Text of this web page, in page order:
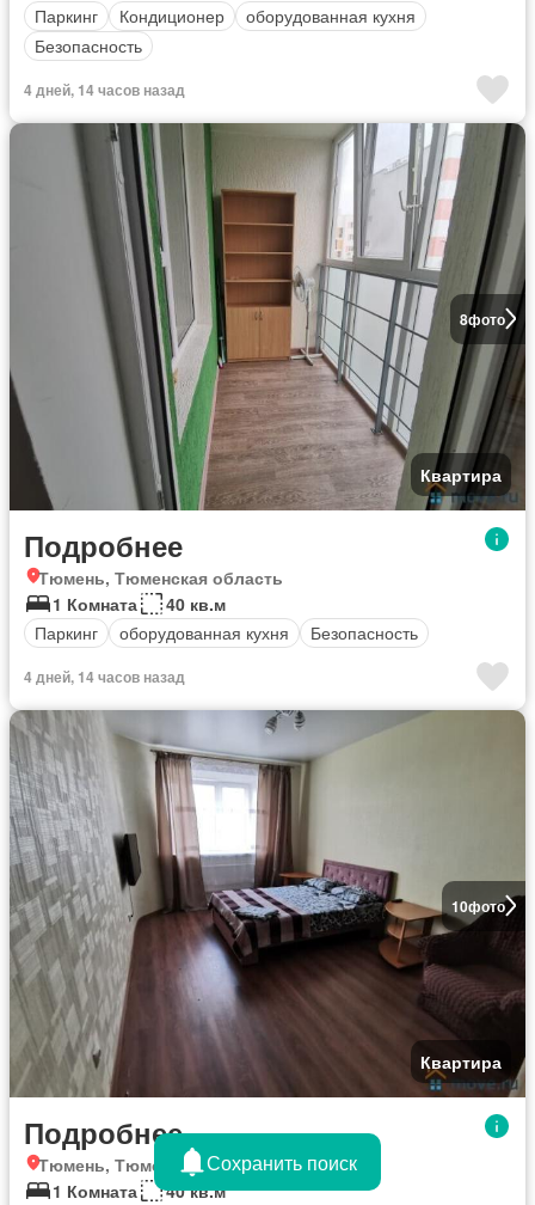
Паркинг
Кондиционер
оборудованная кухня
Безопасность
4 дней, 14 часов назад
8фото
Квартира
Подробнее
Тюмень, Тюменская область
1 Комната
40 кв.м
Паркинг
оборудованная кухня Безопасность
4 дней, 14 часов назад
10фото
Квартира
Подробнее
Тюмень, Тюменская область
1 Комната
40 кв.м
Сохранить поиск